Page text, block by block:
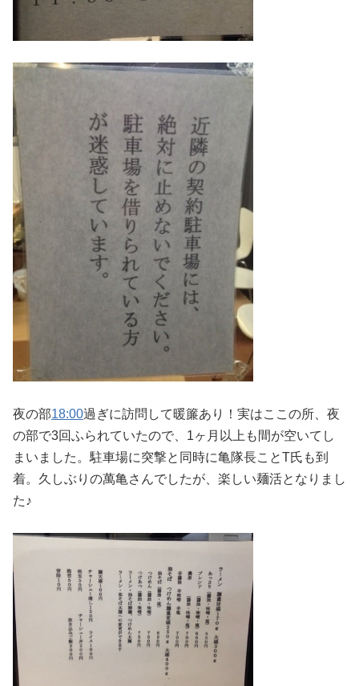
夜の部18:00過ぎに訪問して暖簾あり！実はここの所、夜
の部で3回ふられていたので、1ヶ月以上も間が空いてし
まいました。駐車場に突撃と同時に亀隊長ことT氏も到
着。久しぶりの萬亀さんでしたが、楽しい麺活となりまし
た♪